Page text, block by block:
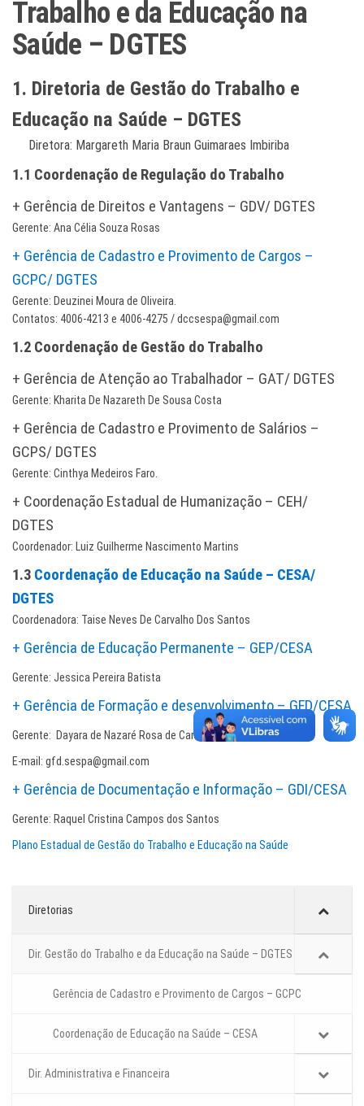
Trabalho e da Educação na
Saúde – DGTES
1. Diretoria de Gestão do Trabalho e
Educação na Saúde – DGTES
Diretora: Margareth Maria Braun Guimaraes Imbiriba
1.1 Coordenação de Regulação do Trabalho
+ Gerência de Direitos e Vantagens – GDV/ DGTES
Gerente: Ana Célia Souza Rosas
+ Gerência de Cadastro e Provimento de Cargos –
GCPC/ DGTES
Gerente: Deuzinei Moura de Oliveira.
Contatos: 4006-4213 e 4006-4275 / dccsespa@gmail.com
1.2 Coordenação de Gestão do Trabalho
+ Gerência de Atenção ao Trabalhador – GAT/ DGTES
Gerente: Kharita De Nazareth De Sousa Costa
+ Gerência de Cadastro e Provimento de Salários –
GCPS/ DGTES
Gerente: Cinthya Medeiros Faro.
+ Coordenação Estadual de Humanização – CEH/
DGTES
Coordenador: Luiz Guilherme Nascimento Martins
1.3 Coordenação de Educação na Saúde – CESA/
DGTES
Coordenadora: Taise Neves De Carvalho Dos Santos
+ Gerência de Educação Permanente – GEP/CESA
Gerente: Jessica Pereira Batista
+ Gerência de Formação e desenvolvimento – GFD/CESA
Gerente: Dayara de Nazaré Rosa de Carvalho
E-mail: gfd.sespa@gmail.com
+ Gerência de Documentação e Informação – GDI/CESA
Gerente: Raquel Cristina Campos dos Santos
Plano Estadual de Gestão do Trabalho e Educação na Saúde
Diretorias
Dir. Gestão do Trabalho e da Educação na Saúde – DGTES
Gerência de Cadastro e Provimento de Cargos – GCPC
Coordenação de Educação na Saúde – CESA
Dir. Administrativa e Financeira